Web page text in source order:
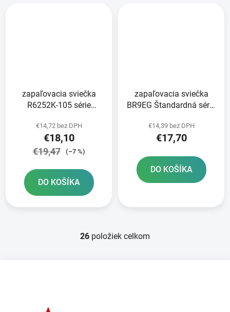
zapaľovacia sviečka
R6252K-105 série
€14,72 bez DPH
€18,10
€19,47 (–7 %)
DO KOŠÍKA
zapaľovacia sviečka
BR9EG Štandardná séria
€14,39 bez DPH
€17,70
DO KOŠÍKA
O
26 položiek celkom